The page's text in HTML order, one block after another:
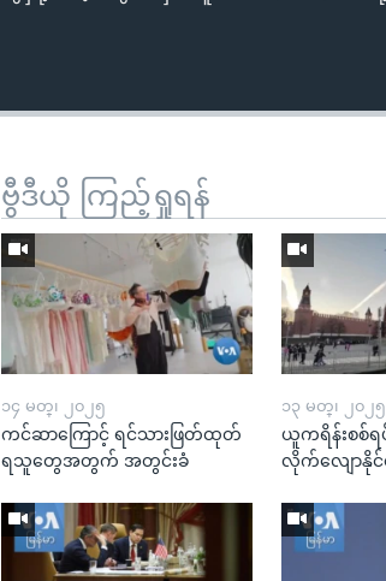
ဗွီဒီယို ကြည့်ရှုရန်
၁၄ မတ္၊ ၂၀၂၅
ကင်ဆာကြောင့် ရင်သားဖြတ်ထုတ်
ရသူတွေအတွက် အတွင်းခံ
၁၃ မတ္၊ ၂၀၂၅
ယူကရိန်းစစ်
လိုက်လျောနိုင်